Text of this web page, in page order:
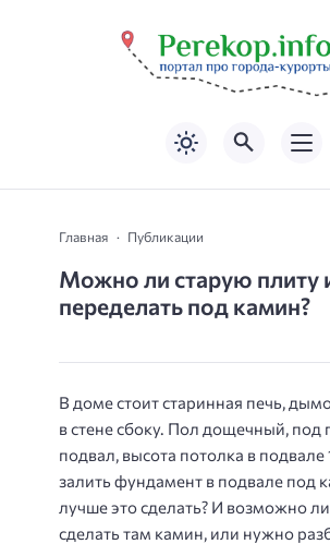
Главная Публикации
Можно ли старую плиту
переделать под камин?
В доме стоит старинная печь,
в стене сбоку. Пол дощечный, под
подвал, высота потолка в подвале
залить фундамент в подвале под
лучше это сделать? И возможно
сделать там камин, или нужно